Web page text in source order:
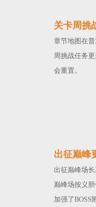
关卡周挑
章节地图在
周挑战任务
会重置。
出征巅峰
出征巅峰场
巅峰场按义
加强了BOSS